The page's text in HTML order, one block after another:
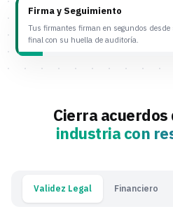
Firma y Seguimiento
Tus firmantes firman en segundos
final con su huella de auditoría.
Cierra
industria con
Validez Legal Financiero